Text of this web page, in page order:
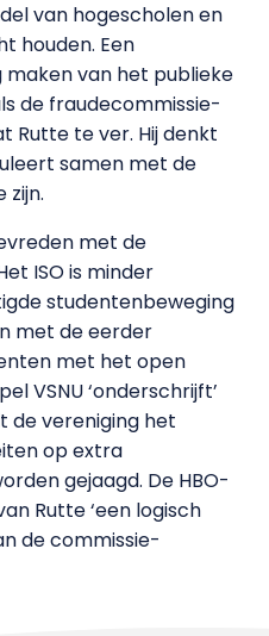
van hogescholen en
houden. Een
van het publieke
de fraudecommissie-
Rutte te ver. Hij denkt
samen met de
zijn.
met de
ISO is minder
studentenbeweging
met de eerder
met het open
VSNU ‘onderschrijft’
de vereniging het
op extra
gejaagd. De HBO-
Rutte ‘een logisch
de commissie-